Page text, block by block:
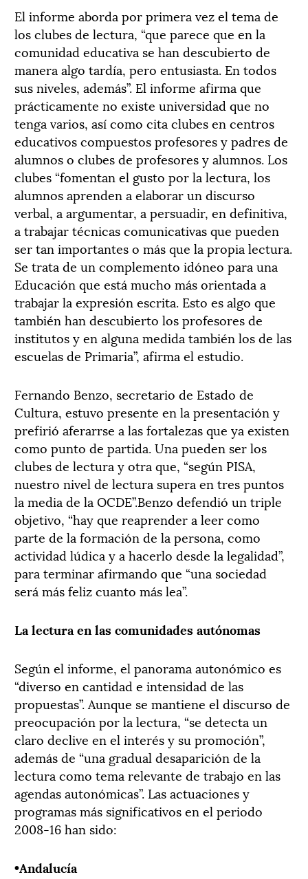
El informe aborda por primera vez el tema de
los clubes de lectura, “que parece que en la
comunidad educativa se han descubierto de
manera algo tardía, pero entusiasta. En todos
sus niveles, además”. El informe afirma que
prácticamente no existe universidad que no
tenga varios, así como cita clubes en centros
educativos compuestos profesores y padres de
alumnos o clubes de profesores y alumnos. Los
clubes “fomentan el gusto por la lectura, los
alumnos aprenden a elaborar un discurso
verbal, a argumentar, a persuadir, en definitiva,
a trabajar técnicas comunicativas que pueden
ser tan importantes o más que la propia lectura.
Se trata de un complemento idóneo para una
Educación que está mucho más orientada a
trabajar la expresión escrita. Esto es algo que
también han descubierto los profesores de
institutos y en alguna medida también los de las
escuelas de Primaria”, afirma el estudio.
Fernando Benzo, secretario de Estado de
Cultura, estuvo presente en la presentación y
prefirió aferarrse a las fortalezas que ya existen
como punto de partida. Una pueden ser los
clubes de lectura y otra que, “según PISA,
nuestro nivel de lectura supera en tres puntos
la media de la OCDE”.Benzo defendió un triple
objetivo, “hay que reaprender a leer como
parte de la formación de la persona, como
actividad lúdica y a hacerlo desde la legalidad”,
para terminar afirmando que “una sociedad
será más feliz cuanto más lea”.
La lectura en las comunidades autónomas
Según el informe, el panorama autonómico es
“diverso en cantidad e intensidad de las
propuestas”. Aunque se mantiene el discurso de
preocupación por la lectura, “se detecta un
claro declive en el interés y su promoción”,
además de “una gradual desaparición de la
lectura como tema relevante de trabajo en las
agendas autonómicas”. Las actuaciones y
programas más significativos en el periodo
2008-16 han sido:
­­­•Andalucía